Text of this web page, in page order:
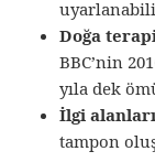
Doğa
BBC’nin
yıla dek
İlgi
tampon